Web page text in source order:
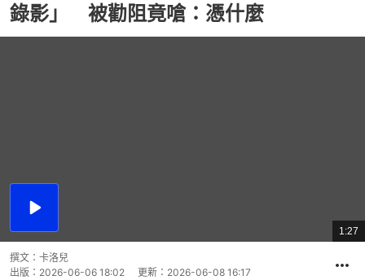
錄影」 被勸阻竟嗆：憑什麼
播
總
共
1:27
撰文： 卡洛兒
出版： 2026-06-06 18:02 更新： 2026-06-08 16:17